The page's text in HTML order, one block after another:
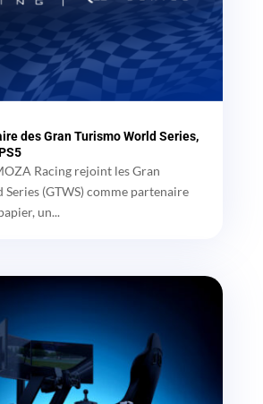
des Gran Turismo World Series,
Racing rejoint les Gran
(GTWS) comme partenaire
un...